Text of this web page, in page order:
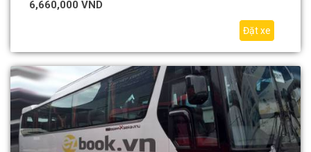
6,660,000 VND
Đặt xe